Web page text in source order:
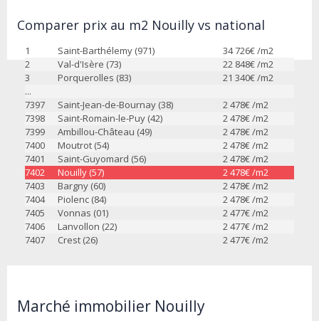
Comparer prix au m2 Nouilly vs national
1 Saint-Barthélemy (971) 34 726€ /m2
2
Val-d'Isère (73) 22 848€ /m2
3
Porquerolles (83) 21 340€ /m2
...
7397
Saint-Jean-de-Bournay (38) 2 478€ /m2
7398
Saint-Romain-le-Puy (42) 2 478€ /m2
7399
Ambillou-Château (49) 2 478€ /m2
7400
Moutrot (54) 2 478€ /m2
7401
Saint-Guyomard (56) 2 478€ /m2
7402
Nouilly (57) 2 478€ /m2
7403
Bargny (60) 2 478€ /m2
7404
Piolenc (84) 2 478€ /m2
7405
Vonnas (01) 2 477€ /m2
7406
Lanvollon (22) 2 477€ /m2
7407
Crest (26) 2 477€ /m2
Marché immobilier Nouilly